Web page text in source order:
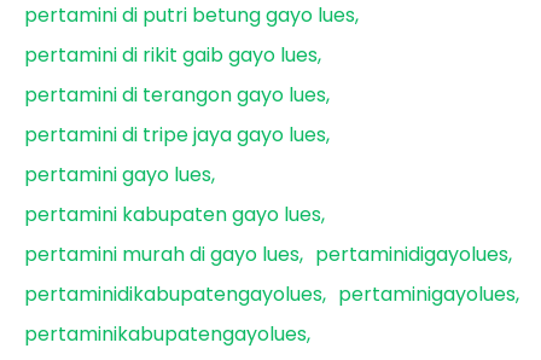
pertamini di putri betung gayo lues
pertamini di rikit gaib gayo lues
pertamini di terangon gayo lues
pertamini di tripe jaya gayo lues
pertamini gayo lues
pertamini kabupaten gayo lues
pertamini murah di gayo lues
pertaminidigayolues
pertaminidikabupatengayolues
pertaminigayolues
pertaminikabupatengayolues